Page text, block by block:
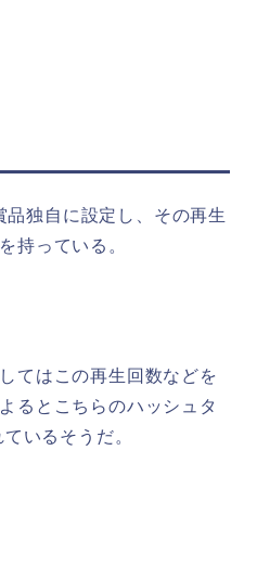
独自に設定し、その再生
持っている。
てはこの再生回数などを
るとこちらのハッシュタ
いるそうだ。